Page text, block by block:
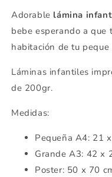
Adorable lámina
bebe esperando a que
habitación de tu peque
Láminas infantiles
de 200gr.
Medidas:
Pequeña A4: 21
Grande A3: 42 x
Poster: 50 x 70